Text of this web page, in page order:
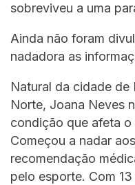
sobreviveu a uma
Ainda não foram
nadadora as
Natural da cidade de
Norte, Joana Neves
condição que afeta
Começou a nadar
recomendação
pelo esporte. Com